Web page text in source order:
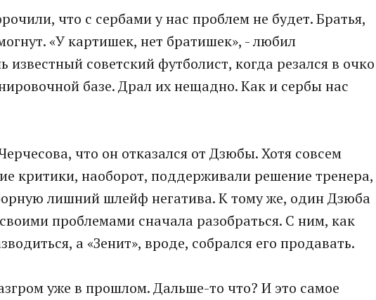
что с сербами у нас проблем не будет. Братья,
«У картишек, нет братишек», - любил
известный советский футболист, когда резался в очко
базе. Драл их нещадно. Как и сербы нас
что он отказался от Дзюбы. Хотя совсем
критики, наоборот, поддерживали решение тренера,
лишний шлейф негатива. К тому же, один Дзюба
проблемами сначала разобраться. С ним, как
а «Зенит», вроде, собрался его продавать.
уже в прошлом. Дальше-то что? И это самое